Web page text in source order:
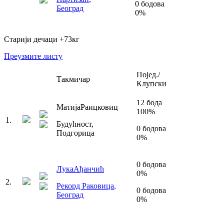
Београд
0 бодова
0%
Старији дечаци +73кг
Преузмите листу
Такмичар
Појед./
Клупски
1 .
МатијаРаицковиц
Будућност,
Подгорица
12 бода
100%
0 бодова
0%
2.
ЛукаАђанчић
Рекорд Раковица,
Београд
0 бодова
0%
0 бодова
0%